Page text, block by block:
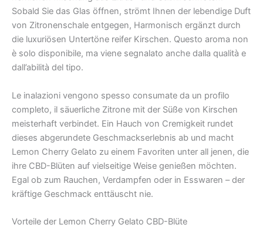
Sobald Sie das Glas öffnen, strömt Ihnen der lebendige Duft
von Zitronenschale entgegen, Harmonisch ergänzt durch
die luxuriösen Untertöne reifer Kirschen. Questo aroma non
è solo disponibile, ma viene segnalato anche dalla qualità e
dall’abilità del tipo.
Le inalazioni vengono spesso consumate da un profilo
completo, il säuerliche Zitrone mit der Süße von Kirschen
meisterhaft verbindet. Ein Hauch von Cremigkeit rundet
dieses abgerundete Geschmackserlebnis ab und macht
Lemon Cherry Gelato zu einem Favoriten unter all jenen, die
ihre CBD-Blüten auf vielseitige Weise genießen möchten.
Egal ob zum Rauchen, Verdampfen oder in Esswaren – der
kräftige Geschmack enttäuscht nie.
Vorteile der Lemon Cherry Gelato CBD-Blüte